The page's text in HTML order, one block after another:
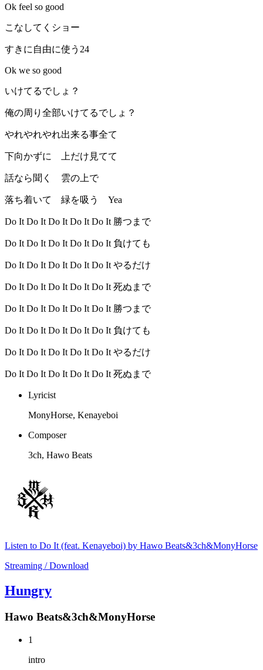
Ok feel so good
こなしてくショー
すきに自由に使う24
Ok we so good
いけてるでしょ？
俺の周り全部いけてるでしょ？
やれやれやれ出来る事全て
下向かずに 上だけ見てて
話なら聞く 雲の上で
落ち着いて 緑を吸う Yea
Do It Do It Do It Do It Do It 勝つまで
Do It Do It Do It Do It Do It 負けても
Do It Do It Do It Do It Do It やるだけ
Do It Do It Do It Do It Do It 死ぬまで
Do It Do It Do It Do It Do It 勝つまで
Do It Do It Do It Do It Do It 負けても
Do It Do It Do It Do It Do It やるだけ
Do It Do It Do It Do It Do It 死ぬまで
Lyricist
MonyHorse, Kenayeboi
Composer
3ch, Hawo Beats
Listen to Do It (feat. Kenayeboi) by Hawo Beats&3ch&MonyHorse
Streaming / Download
Hungry
Hawo Beats&3ch&MonyHorse
1
intro